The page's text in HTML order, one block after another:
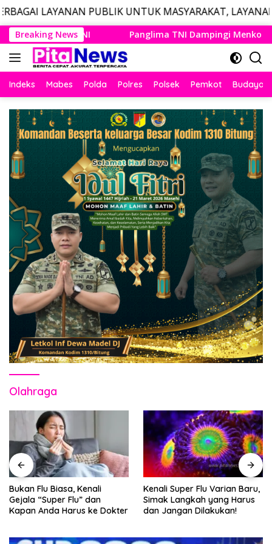
UNTUK MASYARAKAT, LAYANAN DARURAT
Langsung
ke
konten
Breaking News
TNI Dampingi Menko Polkam Sampaikan Imbauan Jaga
Indeks Mabes Polda Polres Polsek Pemkot Budaya
Olahraga
Bukan Flu Biasa, Kenali
Gejala “Super Flu” dan
Kapan Anda Harus ke Dokter
Kenali Super Flu Varian Baru,
Simak Langkah yang Harus
dan Jangan Dilakukan!